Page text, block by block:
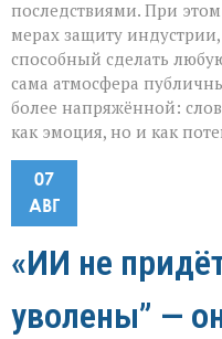
последствиями. При
мерах защиту
способный сделать
сама атмосфера
более напряжённой:
как эмоция, но и как
07
АВГ
«ИИ не
уволены” —